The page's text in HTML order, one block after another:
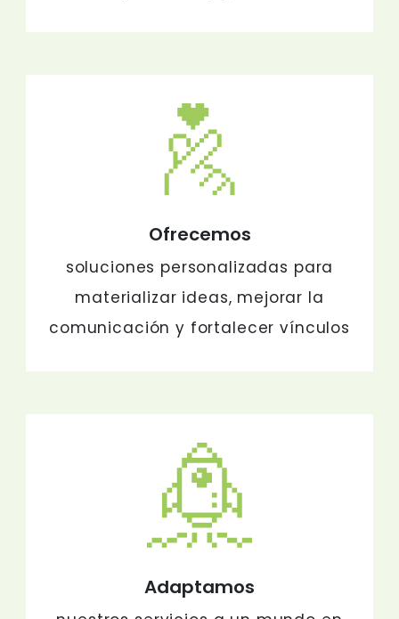
Ofrecemos
soluciones personalizadas para
materializar ideas, mejorar la
comunicación y fortalecer vínculos
Adaptamos